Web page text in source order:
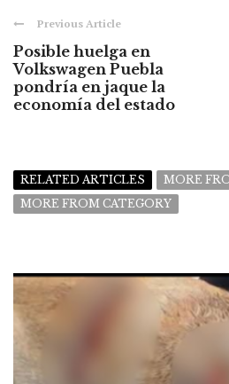
Previous Article
Posible huelga en
Volkswagen Puebla
pondría en jaque la
economía del estado
RELATED ARTICLES
MORE
MORE FROM CATEGORY